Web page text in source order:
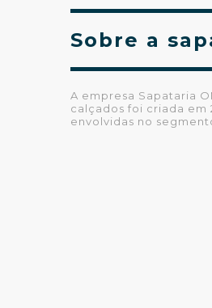
Sobre a
A empresa Sapataria
calçados foi criada em
envolvidas no